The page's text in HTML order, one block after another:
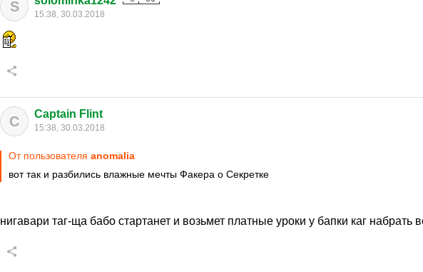
S 15:38, 30.03.2018
C Captain Flint
15:38, 30.03.2018
От пользователя anomalia
вот так и разбились влажные мечты Факера о Секретке
нигавари таг-ща бабо стартанет и возьмет платные уроки у бапки каг набрать